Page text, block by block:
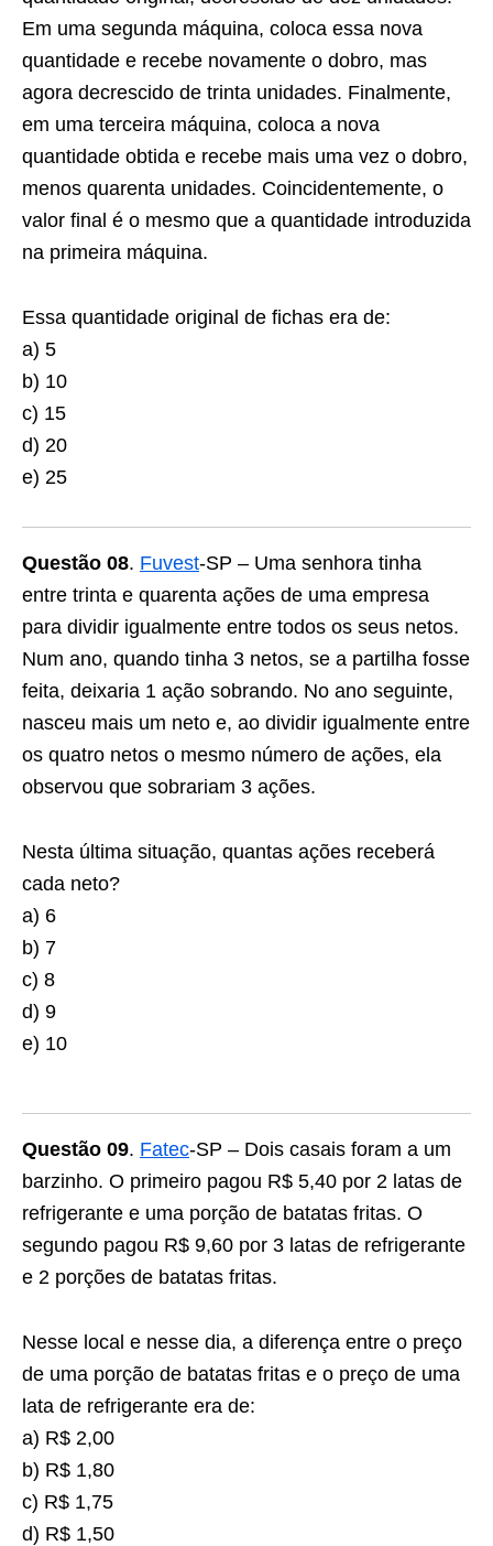
Em uma segunda máquina, coloca essa nova
quantidade e recebe novamente o dobro, mas
agora decrescido de trinta unidades. Finalmente,
em uma terceira máquina, coloca a nova
quantidade obtida e recebe mais uma vez o dobro,
menos quarenta unidades. Coincidentemente, o
valor final é o mesmo que a quantidade introduzida
na primeira máquina.
Essa quantidade original de fichas era de:
a) 5
b) 10
c) 15
d) 20
e) 25
Questão 08. Fuvest-SP – Uma senhora tinha
entre trinta e quarenta ações de uma empresa
para dividir igualmente entre todos os seus netos.
Num ano, quando tinha 3 netos, se a partilha fosse
feita, deixaria 1 ação sobrando. No ano seguinte,
nasceu mais um neto e, ao dividir igualmente entre
os quatro netos o mesmo número de ações, ela
observou que sobrariam 3 ações.
Nesta última situação, quantas ações receberá
cada neto?
a) 6
b) 7
c) 8
d) 9
e) 10
Questão 09. Fatec-SP – Dois casais foram a um
barzinho. O primeiro pagou R$ 5,40 por 2 latas de
refrigerante e uma porção de batatas fritas. O
segundo pagou R$ 9,60 por 3 latas de refrigerante
e 2 porções de batatas fritas.
Nesse local e nesse dia, a diferença entre o preço
de uma porção de batatas fritas e o preço de uma
lata de refrigerante era de:
a) R$ 2,00
b) R$ 1,80
c) R$ 1,75
d) R$ 1,50